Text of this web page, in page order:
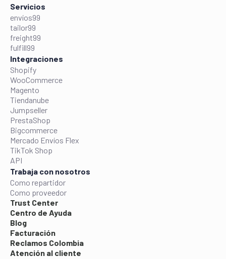
Servicios
envíos99
tailor99
freight99
fulfill99
Integraciones
Shopify
WooCommerce
Magento
Tiendanube
Jumpseller
PrestaShop
Bigcommerce
Mercado Envíos Flex
TikTok Shop
API
Trabaja con nosotros
Como repartidor
Como proveedor
Trust Center
Centro de Ayuda
Blog
Facturación
Reclamos Colombia
Atención al cliente